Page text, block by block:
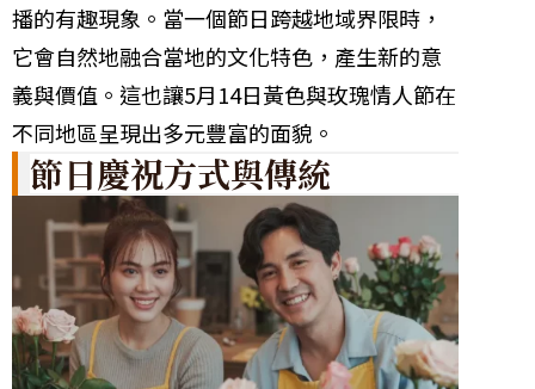
播的有趣現象。當一個節日跨越地域界限時，
它會自然地融合當地的文化特色，產生新的意
義與價值。這也讓5月14日黃色與玫瑰情人節在
不同地區呈現出多元豐富的面貌。
節日慶祝方式與傳統